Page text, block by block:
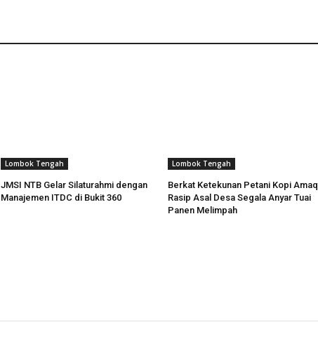
Lombok Tengah
JMSI NTB Gelar Silaturahmi dengan
Manajemen ITDC di Bukit 360
Lombok Tengah
Berkat Ketekunan Petani Kopi Amaq
Rasip Asal Desa Segala Anyar Tuai
Panen Melimpah